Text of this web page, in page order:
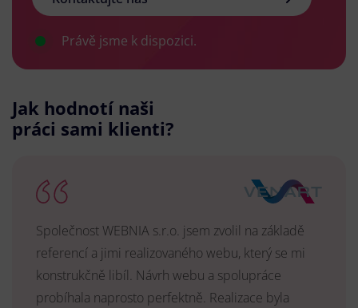
Právě jsme k dispozici.
Jak hodnotí naši
práci sami klienti?
Společnost WEBNIA s.r.o. jsem zvolil na základě
referencí a jimi realizovaného webu, který se mi
konstrukčně libíl. Návrh webu a spolupráce
probíhala naprosto perfektně. Realizace byla